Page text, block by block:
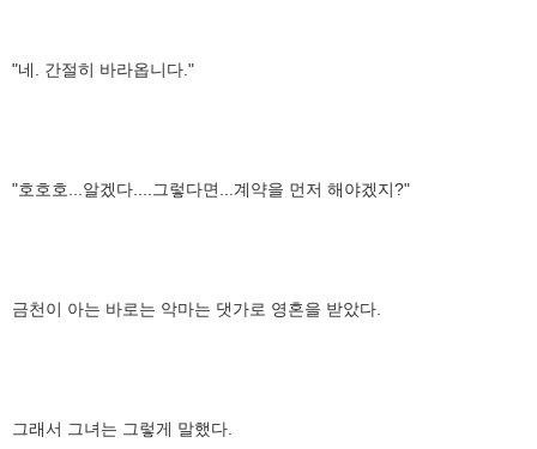
"네. 간절히 바라옵니다."
"호호호...알겠다....그렇다면...계약을 먼저 해야겠지?"
금천이 아는 바로는 악마는 댓가로 영혼을 받았다.
그래서 그녀는 그렇게 말했다.